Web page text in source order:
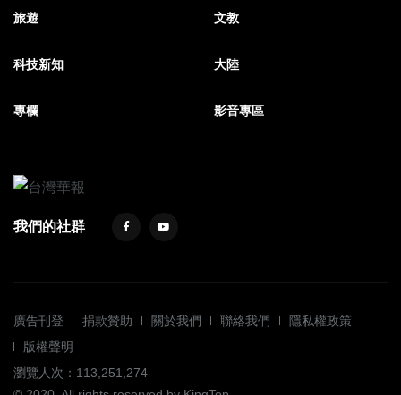
旅遊 文教
科技新知 大陸
專欄 影音專區
我們的社群
廣告刊登 捐款贊助 關於我們 聯絡我們
隱私權政策
版權聲明
瀏覽人次：113,251,274